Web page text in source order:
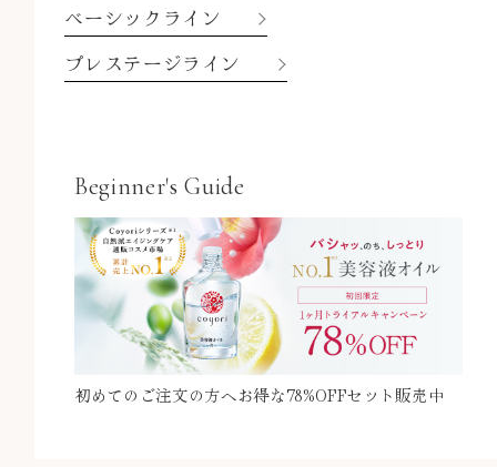
ベーシックライン
プレステージライン
Beginner's Guide
初めてのご注文の方へお得な78%OFFセット販売中